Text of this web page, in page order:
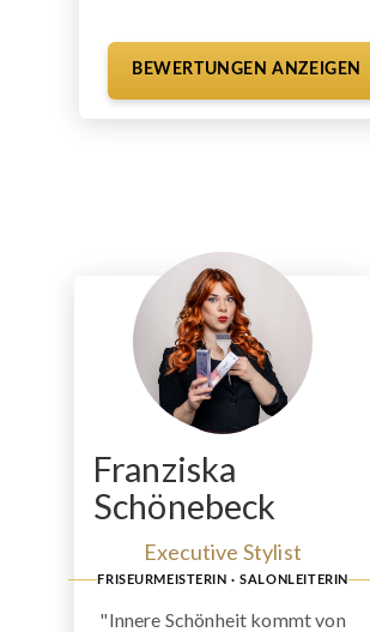
BEWERTUNGEN ANZEIGEN
Franziska
Schönebeck
Executive Stylist
FRISEURMEISTERIN · SALONLEITERIN
"Innere Schönheit kommt von